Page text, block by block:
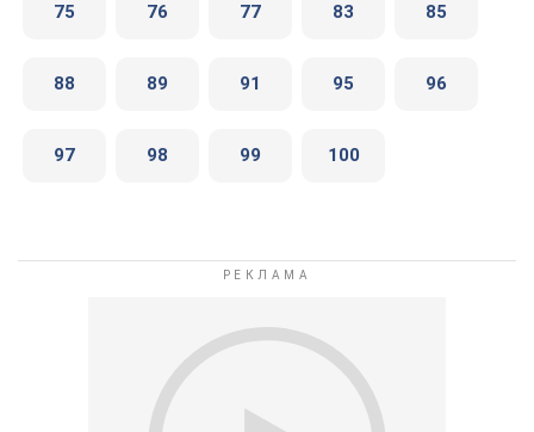
75 76 77 83 85
88 89 91 95 96
97 98 99 100